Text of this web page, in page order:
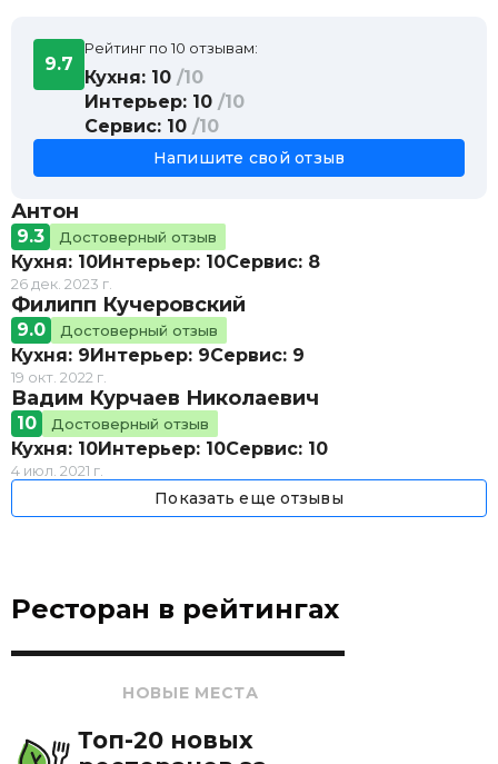
9.7
Рейтинг по 10 отзывам:
Кухня: 10 /10
Интерьер: 10 /10
Сервис: 10 /10
Напишите свой отзыв
Антон
9.3 Достоверный отзыв
Кухня: 10Интерьер: 10Сервис: 8
26 дек. 2023 г.
Филипп Кучеровский
9.0 Достоверный отзыв
Кухня: 9Интерьер: 9Сервис: 9
19 окт. 2022 г.
Вадим Курчаев Николаевич
10 Достоверный отзыв
Кухня: 10Интерьер: 10Сервис: 10
4 июл. 2021 г.
Показать еще отзывы
Ресторан в рейтингах
НОВЫЕ МЕСТА
Топ-20 новых